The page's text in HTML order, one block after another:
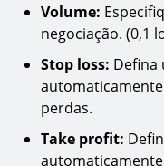
Volume:
negociação. (0,1
Stop loss: Defina
perdas.
Take profit: